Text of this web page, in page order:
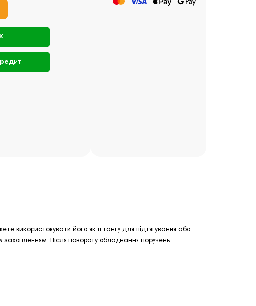
використовувати його як штангу для підтягування або
захопленням. Після повороту обладнання поручень